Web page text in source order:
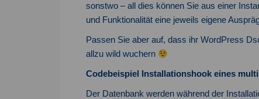
sonstwo – all dies können Sie aus einer
und Funktionalität eine jeweils eigene
Passen Sie aber auf, dass ihr WordPress
allzu wild wuchern
Codebeispiel Installationshook eines
Der Datenbank werden während der